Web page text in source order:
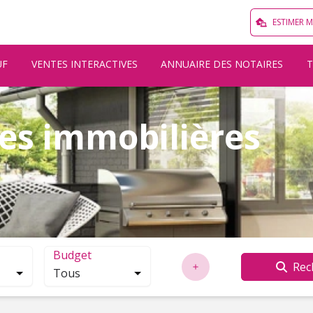
ESTIMER
VENTES INTERACTIVES ANNUAIRE DES NOTAIRES
immobilières
Cliquez pour ouvrir la modale de recherche.
Budget
Tous